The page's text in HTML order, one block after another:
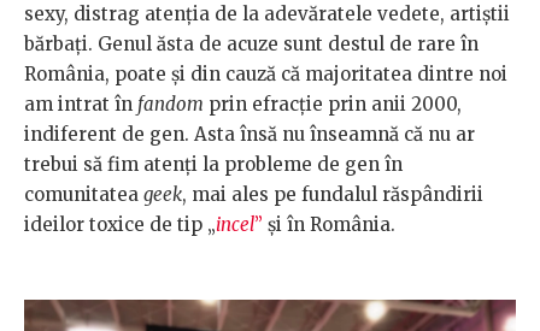
sexy, distrag atenția de la adevăratele vedete, artiștii
bărbați. Genul ăsta de acuze sunt destul de rare în
România, poate și din cauză că majoritatea dintre noi
am intrat în fandom prin efracție prin anii 2000,
indiferent de gen. Asta însă nu înseamnă că nu ar
trebui să fim atenți la probleme de gen în
comunitatea geek, mai ales pe fundalul răspândirii
ideilor toxice de tip „incel” și în România.